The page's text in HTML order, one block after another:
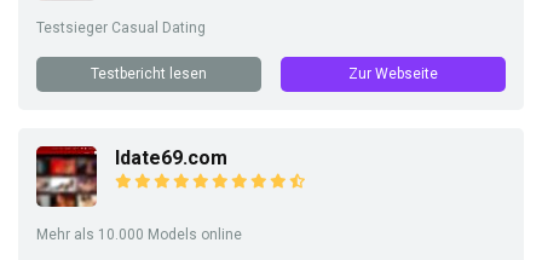
Testsieger Casual Dating
Testbericht lesen Zur Webseite
Idate69.com
Mehr als 10.000 Models online